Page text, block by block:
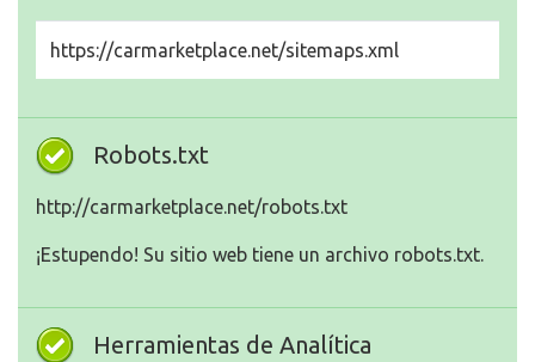
https://carmarketplace.net/sitemaps.xml
Robots.txt
http://carmarketplace.net/robots.txt
¡Estupendo! Su sitio web tiene un archivo robots.txt.
Herramientas de Analítica